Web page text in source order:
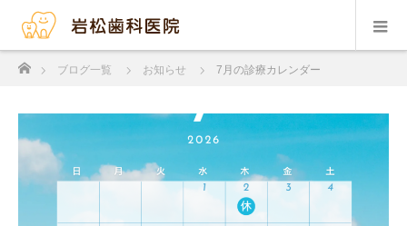
ブログ一覧 お知らせ 7月の診療カレンダー